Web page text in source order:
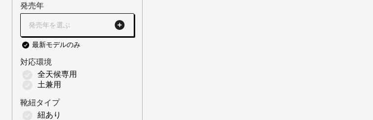
発売年
発売年を選ぶ
最新モデルのみ
対応環境
全天候専用
土兼用
靴紐タイプ
紐あり